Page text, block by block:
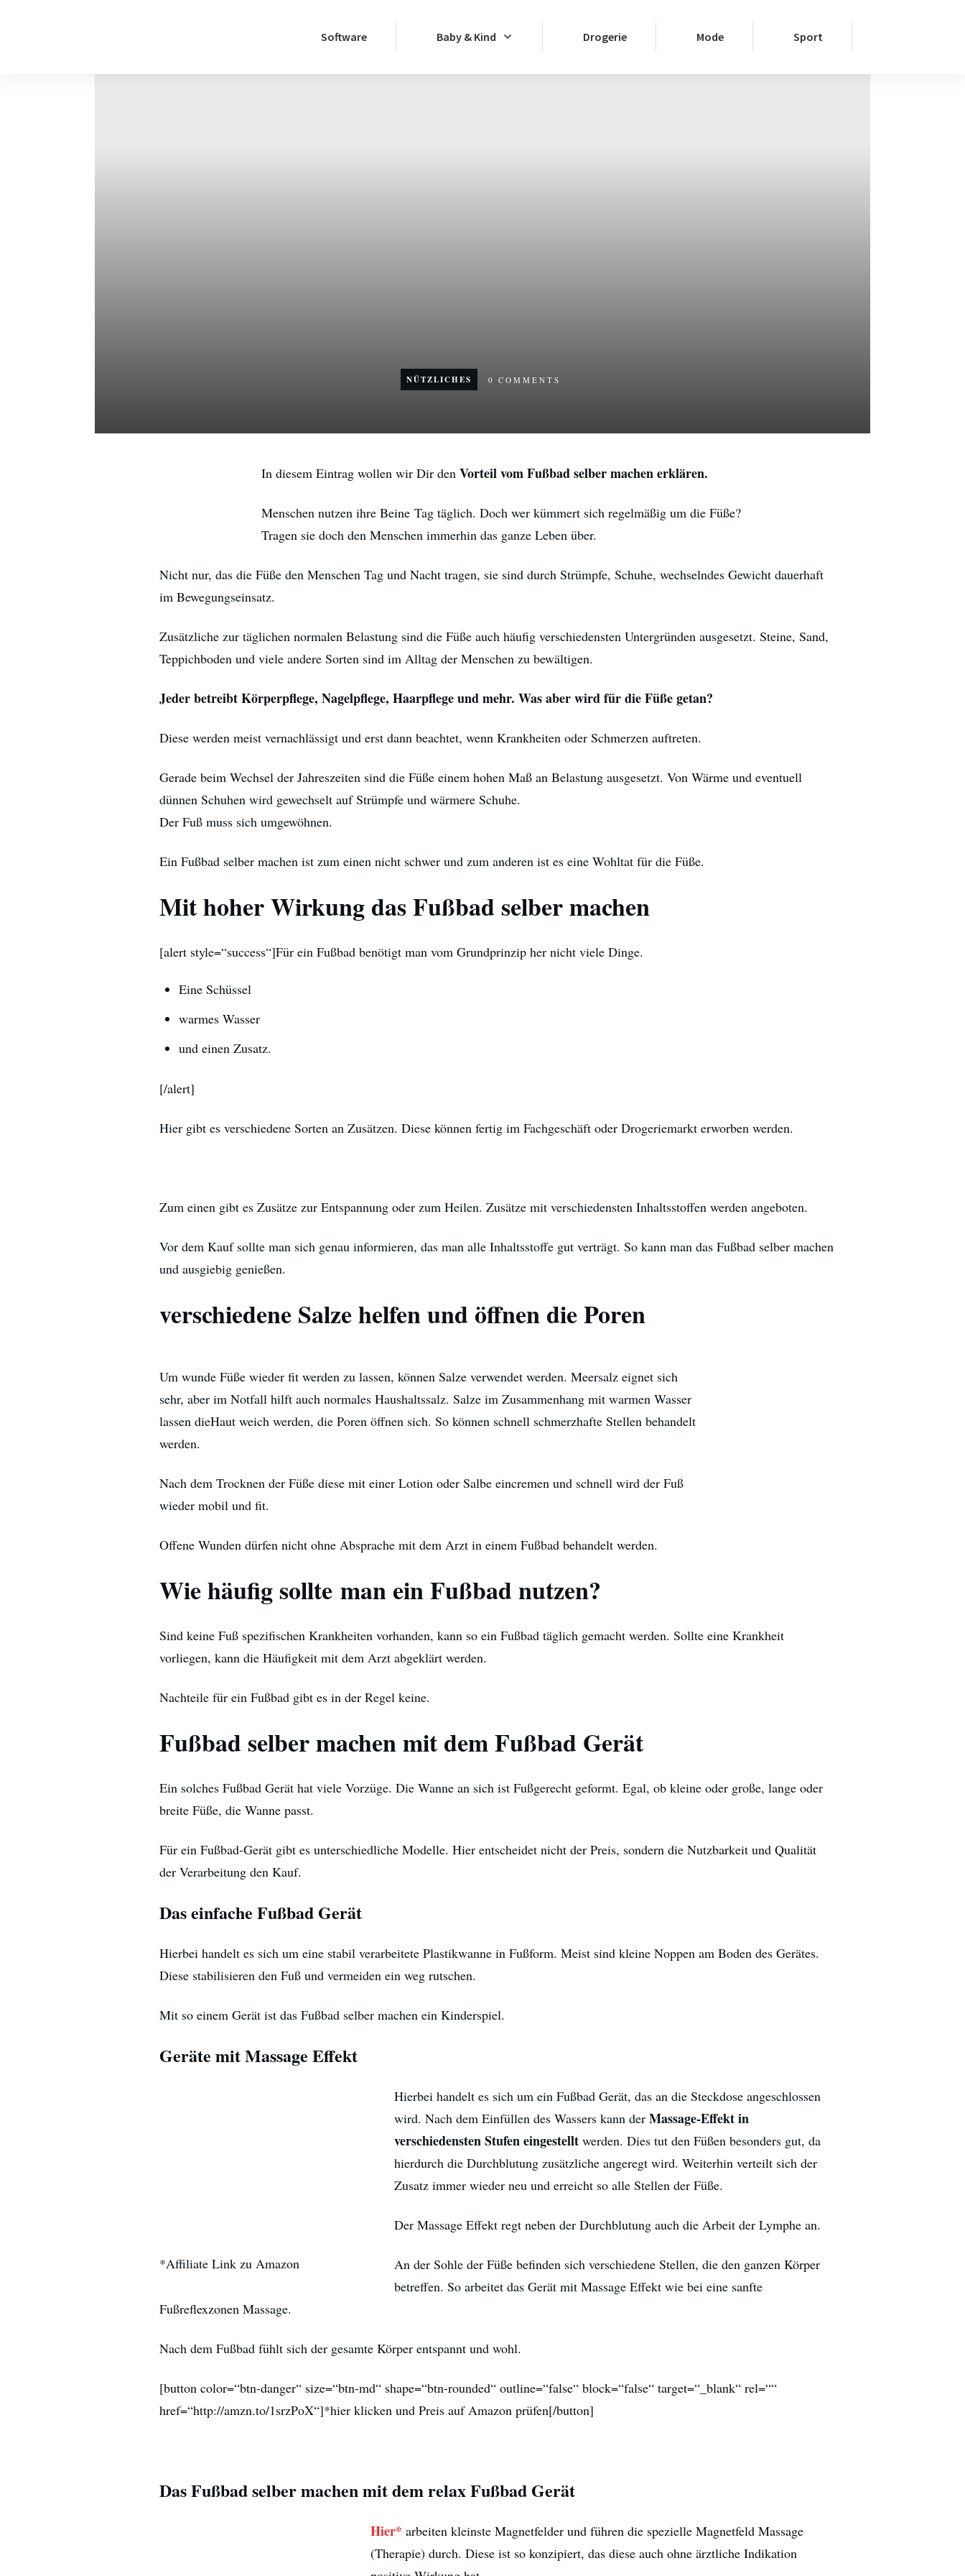
Software Baby & Kind Drogerie Mode Sport
NÜTZLICHES 0 COMMENTS
In diesem Eintrag wollen wir Dir den Vorteil vom Fußbad selber machen erklären.
Menschen nutzen ihre Beine Tag täglich. Doch wer kümmert sich regelmäßig um die Füße?
Tragen sie doch den Menschen immerhin das ganze Leben über.
Nicht nur, das die Füße den Menschen Tag und Nacht tragen, sie sind durch Strümpfe, Schuhe, wechselndes Gewicht dauerhaft
im Bewegungseinsatz.
Zusätzliche zur täglichen normalen Belastung sind die Füße auch häufig verschiedensten Untergründen ausgesetzt. Steine, Sand,
Teppichboden und viele andere Sorten sind im Alltag der Menschen zu bewältigen.
Jeder betreibt Körperpflege, Nagelpflege, Haarpflege und mehr. Was aber wird für die Füße getan?
Diese werden meist vernachlässigt und erst dann beachtet, wenn Krankheiten oder Schmerzen auftreten.
Gerade beim Wechsel der Jahreszeiten sind die Füße einem hohen Maß an Belastung ausgesetzt. Von Wärme und eventuell
dünnen Schuhen wird gewechselt auf Strümpfe und wärmere Schuhe.
Der Fuß muss sich umgewöhnen.
Ein Fußbad selber machen ist zum einen nicht schwer und zum anderen ist es eine Wohltat für die Füße.
Mit hoher Wirkung das Fußbad selber machen
[alert style=“success“]Für ein Fußbad benötigt man vom Grundprinzip her nicht viele Dinge.
Eine Schüssel
warmes Wasser
und einen Zusatz.
[/alert]
Hier gibt es verschiedene Sorten an Zusätzen. Diese können fertig im Fachgeschäft oder Drogeriemarkt erworben werden.
Zum einen gibt es Zusätze zur Entspannung oder zum Heilen. Zusätze mit verschiedensten Inhaltsstoffen werden angeboten.
Vor dem Kauf sollte man sich genau informieren, das man alle Inhaltsstoffe gut verträgt. So kann man das Fußbad selber machen
und ausgiebig genießen.
verschiedene Salze helfen und öffnen die Poren
Um wunde Füße wieder fit werden zu lassen, können Salze verwendet werden. Meersalz eignet sich
sehr, aber im Notfall hilft auch normales Haushaltssalz. Salze im Zusammenhang mit warmen Wasser
lassen dieHaut weich werden, die Poren öffnen sich. So können schnell schmerzhafte Stellen behandelt
werden.
Nach dem Trocknen der Füße diese mit einer Lotion oder Salbe eincremen und schnell wird der Fuß
wieder mobil und fit.
Offene Wunden dürfen nicht ohne Absprache mit dem Arzt in einem Fußbad behandelt werden.
Wie häufig sollte man ein Fußbad nutzen?
Sind keine Fuß spezifischen Krankheiten vorhanden, kann so ein Fußbad täglich gemacht werden. Sollte eine Krankheit
vorliegen, kann die Häufigkeit mit dem Arzt abgeklärt werden.
Nachteile für ein Fußbad gibt es in der Regel keine.
Fußbad selber machen mit dem Fußbad Gerät
Ein solches Fußbad Gerät hat viele Vorzüge. Die Wanne an sich ist Fußgerecht geformt. Egal, ob kleine oder große, lange oder
breite Füße, die Wanne passt.
Für ein Fußbad-Gerät gibt es unterschiedliche Modelle. Hier entscheidet nicht der Preis, sondern die Nutzbarkeit und Qualität
der Verarbeitung den Kauf.
Das einfache Fußbad Gerät
Hierbei handelt es sich um eine stabil verarbeitete Plastikwanne in Fußform. Meist sind kleine Noppen am Boden des Gerätes.
Diese stabilisieren den Fuß und vermeiden ein weg rutschen.
Mit so einem Gerät ist das Fußbad selber machen ein Kinderspiel.
Geräte mit Massage Effekt
*Affiliate Link zu Amazon
Hierbei handelt es sich um ein Fußbad Gerät, das an die Steckdose angeschlossen
wird. Nach dem Einfüllen des Wassers kann der Massage-Effekt in
verschiedensten Stufen eingestellt werden. Dies tut den Füßen besonders gut, da
hierdurch die Durchblutung zusätzliche angeregt wird. Weiterhin verteilt sich der
Zusatz immer wieder neu und erreicht so alle Stellen der Füße.
Der Massage Effekt regt neben der Durchblutung auch die Arbeit der Lymphe an.
An der Sohle der Füße befinden sich verschiedene Stellen, die den ganzen Körper
betreffen. So arbeitet das Gerät mit Massage Effekt wie bei eine sanfte
Fußreflexzonen Massage.
Nach dem Fußbad fühlt sich der gesamte Körper entspannt und wohl.
[button color=“btn-danger“ size=“btn-md“ shape=“btn-rounded“ outline=“false“ block=“false“ target=“_blank“ rel=““
href=“http://amzn.to/1srzPoX“]*hier klicken und Preis auf Amazon prüfen[/button]
Das Fußbad selber machen mit dem relax Fußbad Gerät
Hier* arbeiten kleinste Magnetfelder und führen die spezielle Magnetfeld Massage
(Therapie) durch. Diese ist so konzipiert, das diese auch ohne ärztliche Indikation